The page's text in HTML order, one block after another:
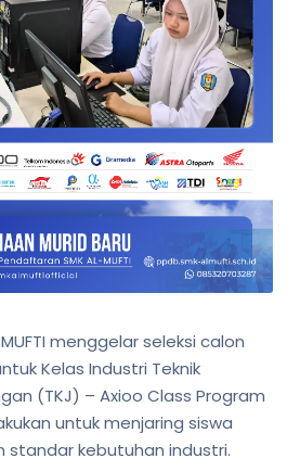
MUFTI menggelar seleksi calon
Kelas Industri Teknik
(TKJ) – Axioo Class Program
untuk menjaring siswa
standar kebutuhan industri.